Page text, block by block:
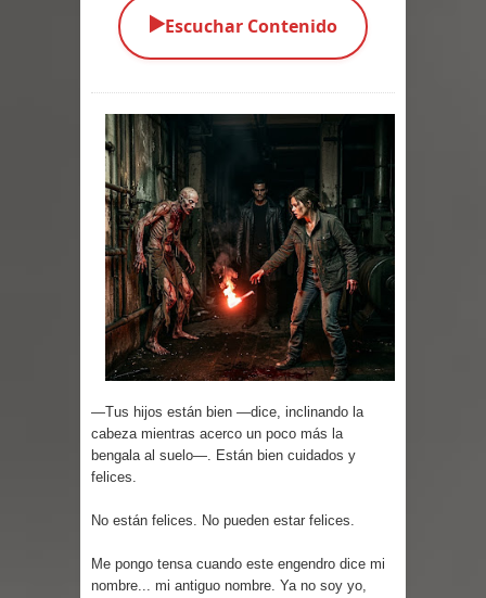
Parte 02: Vuelve el Hijo Prodigo
Parte 01: El Comienzo
Parte 01: El Enemigo Interior
Exaltados y Muertos Vivientes
Los Muertos se Levantan (Relato)
Los Monstruos más Buscados
Parte 09: Los Muertos Cuentan
Cuentos
▶️Escuchar Contenido
—Tus hijos están bien —dice, inclinando la
cabeza mientras acerco un poco más la
bengala al suelo—. Están bien cuidados y
felices.
No están felices. No pueden estar felices.
Me pongo tensa cuando este engendro dice mi
nombre... mi antiguo nombre. Ya no soy yo,